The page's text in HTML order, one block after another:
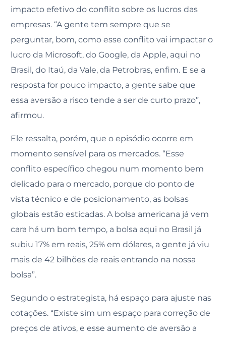
impacto efetivo do conflito sobre os lucros das
empresas. “A gente tem sempre que se
perguntar, bom, como esse conflito vai impactar o
lucro da Microsoft, do Google, da Apple, aqui no
Brasil, do Itaú, da Vale, da Petrobras, enfim. E se a
resposta for pouco impacto, a gente sabe que
essa aversão a risco tende a ser de curto prazo”,
afirmou.
Ele ressalta, porém, que o episódio ocorre em
momento sensível para os mercados. “Esse
conflito específico chegou num momento bem
delicado para o mercado, porque do ponto de
vista técnico e de posicionamento, as bolsas
globais estão esticadas. A bolsa americana já vem
cara há um bom tempo, a bolsa aqui no Brasil já
subiu 17% em reais, 25% em dólares, a gente já viu
mais de 42 bilhões de reais entrando na nossa
bolsa”.
Segundo o estrategista, há espaço para ajuste nas
cotações. “Existe sim um espaço para correção de
preços de ativos, e esse aumento de aversão a